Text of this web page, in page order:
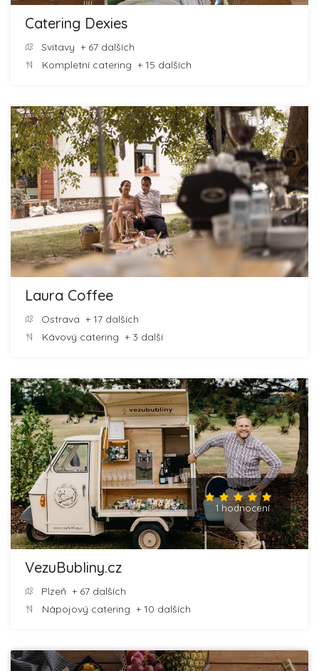
Catering Dexies
Svitavy + 67 dalších
Kompletní catering + 15 dalších
Laura Coffee
Ostrava + 17 dalších
Kávový catering + 3 další
1 hodnocení
VezuBubliny.cz
Plzeň + 67 dalších
Nápojový catering + 10 dalších